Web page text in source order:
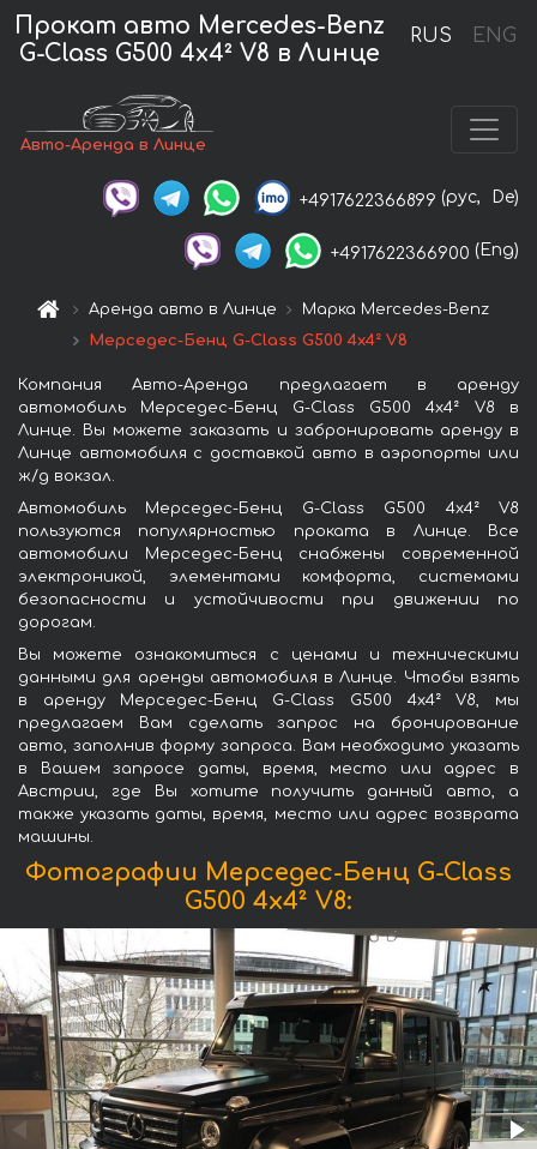
RUS ENG
Прокат авто Mercedes-Benz
G-Class G500 4x4² V8 в Линце
Авто-Аренда в Линце
+4917622366899 (рус, De)
+4917622366900 (Eng)
Аренда авто в Линце
Марка Mercedes-Benz
Мерседес-Бенц G-Class G500 4x4² V8
Компания Авто-Аренда предлагает в аренду
автомобиль Мерседес-Бенц G-Class G500 4x4² V8 в
Линце. Вы можете заказать и забронировать аренду в
Линце автомобиля с доставкой авто в аэропорты или
ж/д вокзал.
Автомобиль Мерседес-Бенц G-Class G500 4x4² V8
пользуются популярностью проката в Линце. Все
автомобили Мерседес-Бенц снабжены современной
электроникой, элементами комфорта, системами
безопасности и устойчивости при движении по
дорогам.
Вы можете ознакомиться с ценами и техническими
данными для аренды автомобиля в Линце. Чтобы взять
в аренду Мерседес-Бенц G-Class G500 4x4² V8, мы
предлагаем Вам сделать запрос на бронирование
авто, заполнив форму запроса. Вам необходимо указать
в Вашем запросе даты, время, место или адрес в
Австрии, где Вы хотите получить данный авто, а
также указать даты, время, место или адрес возврата
машины.
Фотографии Мерседес-Бенц G-Class
G500 4x4² V8: